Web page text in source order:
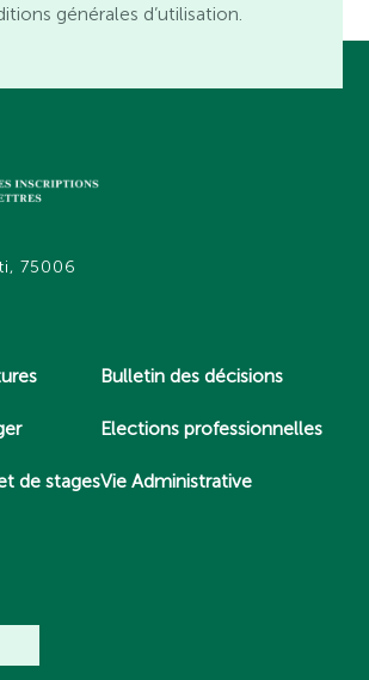
générales d’utilisation.
75006
de stages
Bulletin des décisions
Elections professionnelles
Vie Administrative